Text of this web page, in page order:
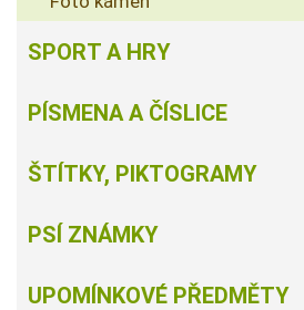
SPORT A HRY
PÍSMENA A ČÍSLICE
ŠTÍTKY, PIKTOGRAMY
PSÍ ZNÁMKY
UPOMÍNKOVÉ PŘEDMĚTY